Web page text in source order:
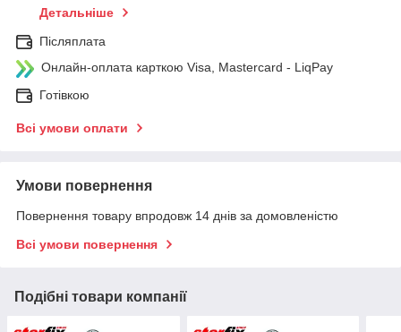
Детальніше
Післяплата
Онлайн-оплата карткою Visa, Mastercard - LiqPay
Готівкою
Всі умови оплати
Умови повернення
Повернення товару впродовж 14 днів за домовленістю
Всі умови повернення
Подібні товари компанії